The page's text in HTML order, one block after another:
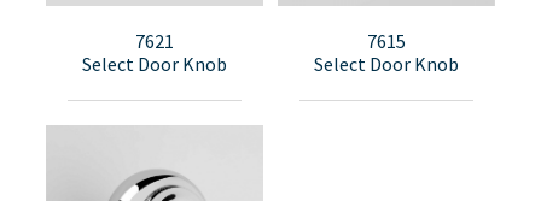
7621
Select Door Knob
7615
Select Door Knob